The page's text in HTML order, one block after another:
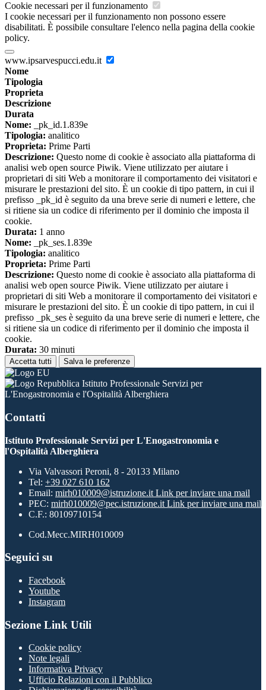
Cookie necessari per il funzionamento
I cookie necessari per il funzionamento non possono essere
disabilitati. È possibile consultare l'elenco nella pagina della cookie
policy.
www.ipsarvespucci.edu.it
Nome
Tipologia
Proprieta
Descrizione
Durata
Nome: _pk_id.1.839e
Tipologia: analitico
Proprieta: Prime Parti
Descrizione: Questo nome di cookie è associato alla piattaforma di
analisi web open source Piwik. Viene utilizzato per aiutare i
proprietari di siti Web a monitorare il comportamento dei visitatori e
misurare le prestazioni del sito. È un cookie di tipo pattern, in cui il
prefisso _pk_id è seguito da una breve serie di numeri e lettere, che
si ritiene sia un codice di riferimento per il dominio che imposta il
cookie.
Durata: 1 anno
Nome: _pk_ses.1.839e
Tipologia: analitico
Proprieta: Prime Parti
Descrizione: Questo nome di cookie è associato alla piattaforma di
analisi web open source Piwik. Viene utilizzato per aiutare i
proprietari di siti Web a monitorare il comportamento dei visitatori e
misurare le prestazioni del sito. È un cookie di tipo pattern, in cui il
prefisso _pk_ses è seguito da una breve serie di numeri e lettere, che
si ritiene sia un codice di riferimento per il dominio che imposta il
cookie.
Durata: 30 minuti
Accetta tutti Salva le preferenze
Istituto Professionale Servizi per
L'Enogastronomia e l'Ospitalità Alberghiera
Contatti
Istituto Professionale Servizi per L'Enogastronomia e
l'Ospitalità Alberghiera
Via Valvassori Peroni, 8 - 20133 Milano
Tel: +39 027 610 162
Email: mirh010009@istruzione.it Link per inviare una mail
PEC: mirh010009@pec.istruzione.it Link per inviare una mail
C.F.: 80109710154
Cod.Mecc.MIRH010009
Seguici su
Facebook
Youtube
Instagram
Sezione Link Utili
Cookie policy
Note legali
Informativa Privacy
Ufficio Relazioni con il Pubblico